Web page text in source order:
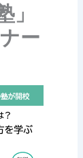
」
ー